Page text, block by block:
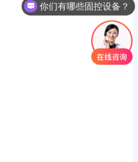
你们有哪些固控设备？